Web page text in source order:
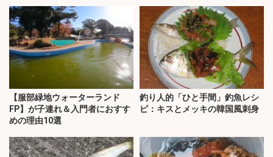
【服部緑地ウォーターランド
FP】が子連れ＆入門者におすす
めの理由10選
釣り人的「ひと手間」釣魚レシ
ピ：キスとメッキの韓国風刺身